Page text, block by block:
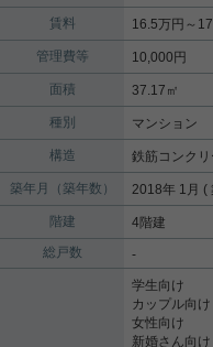
賃料 16.5万円～
管理費等 10,000円
面積 37.17㎡
種別 マンション
構造 鉄筋コンクリ
築年月（築年数） 2018年 1月 (
階建
4階建
総戸数
-
学生向け
カップル向け
女性向け
新婚さん向け